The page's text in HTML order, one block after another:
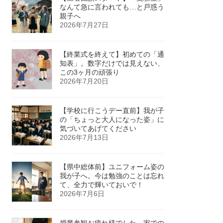
なんて急に言われても…と戸惑う
親子へ
2026年7月27日
【終業式を終えて】初めての「通
知表」。数字だけでは見えない、
この3ヶ月の頑張り
2026年7月20日
【学校に行こうデー直前】我が子
の「ちょっと大人になった姿」に
気づいてあげてください
2026年7月13日
【県中総体前】ユニフォーム姿の
我が子へ。今は勉強のことは忘れ
て、全力で輝いておいで！
2026年7月6日